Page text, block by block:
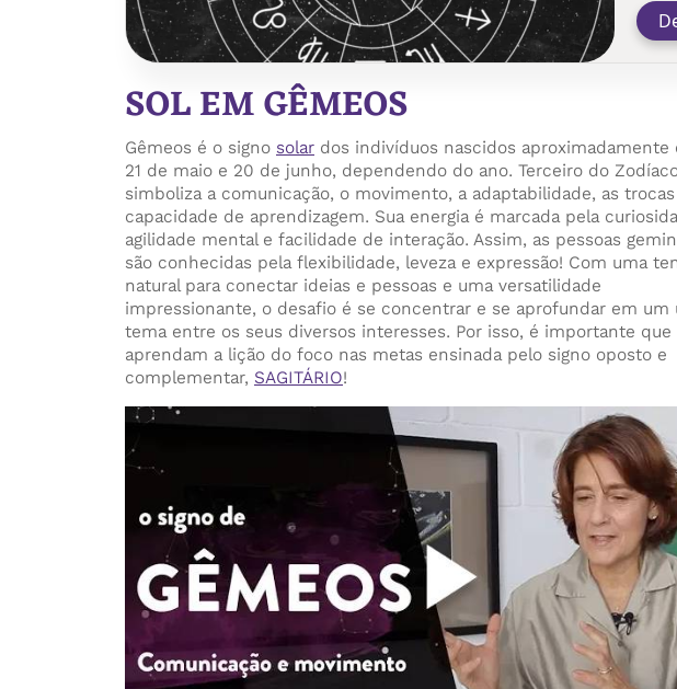
SOL EM GÊMEOS
Gêmeos é o signo solar dos indivíduos nascidos aproximadamente
21 de maio e 20 de junho, dependendo do ano. Terceiro do
simboliza a comunicação, o movimento, a adaptabilidade, as
capacidade de aprendizagem. Sua energia é marcada pela
agilidade mental e facilidade de interação. Assim, as pessoas
são conhecidas pela flexibilidade, leveza e expressão! Com uma
natural para conectar ideias e pessoas e uma versatilidade
impressionante, o desafio é se concentrar e se aprofundar em um
tema entre os seus diversos interesses. Por isso, é importante que
aprendam a lição do foco nas metas ensinada pelo signo oposto e
complementar, SAGITÁRIO!